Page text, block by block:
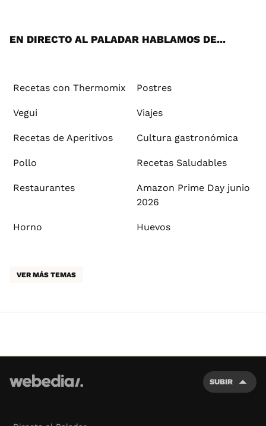
EN DIRECTO AL PALADAR HABLAMOS DE...
Recetas con Thermomix Postres
Vegui Viajes
Recetas de Aperitivos Cultura gastronómica
Pollo Recetas Saludables
Restaurantes
Amazon Prime Day junio
2026
Horno Huevos
VER MÁS TEMAS
SUBIR